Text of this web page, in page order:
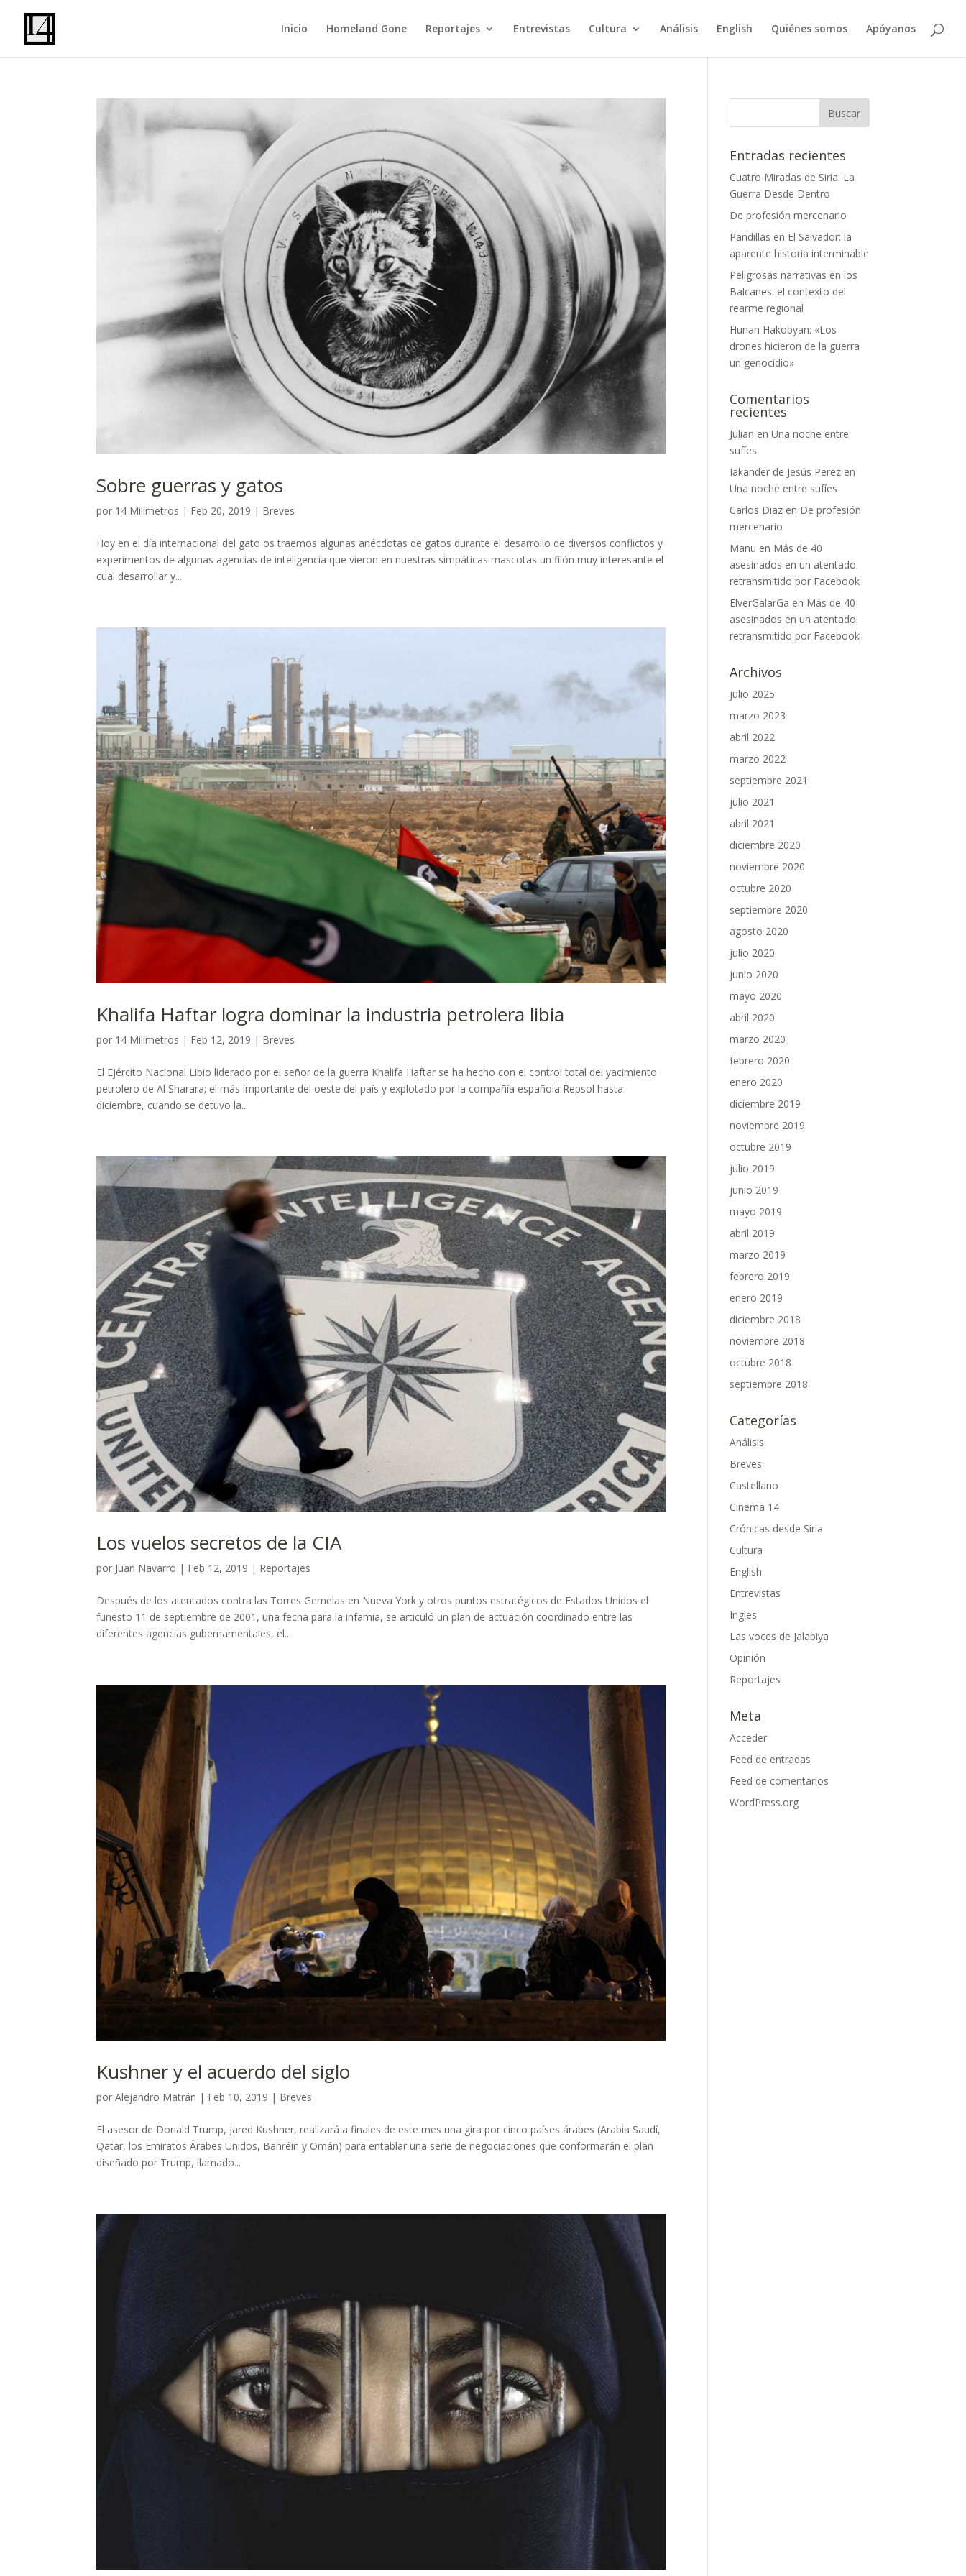
Inicio Homeland Gone Reportajes Entrevistas Cultura Análisis English Quiénes somos Apóyanos
Sobre guerras y gatos
por 14 Milímetros | Feb 20, 2019 | Breves
Hoy en el día internacional del gato os traemos algunas anécdotas de gatos durante el desarrollo de diversos conflictos y
experimentos de algunas agencias de inteligencia que vieron en nuestras simpáticas mascotas un filón muy interesante el
cual desarrollar y...
Khalifa Haftar logra dominar la industria petrolera libia
por 14 Milímetros | Feb 12, 2019 | Breves
El Ejército Nacional Libio liderado por el señor de la guerra Khalifa Haftar se ha hecho con el control total del yacimiento
petrolero de Al Sharara; el más importante del oeste del país y explotado por la compañía española Repsol hasta
diciembre, cuando se detuvo la...
Los vuelos secretos de la CIA
por Juan Navarro | Feb 12, 2019 | Reportajes
Después de los atentados contra las Torres Gemelas en Nueva York y otros puntos estratégicos de Estados Unidos el
funesto 11 de septiembre de 2001, una fecha para la infamia, se articuló un plan de actuación coordinado entre las
diferentes agencias gubernamentales, el...
Kushner y el acuerdo del siglo
porAlejandro Matrán | Feb 10, 2019 | Breves
El asesor de Donald Trump, Jared Kushner, realizará a finales de este mes una gira por cinco países árabes (Arabia Saudí,
Qatar, los Emiratos Árabes Unidos, Bahréin y Omán) para entablar una serie de negociaciones que conformarán el plan
diseñado por Trump, llamado...
Entradas recientes
Cuatro Miradas de Siria: La
Guerra Desde Dentro
De profesión mercenario
Pandillas en El Salvador: la
aparente historia interminable
Peligrosas narrativas en los
Balcanes: el contexto del
rearme regional
Hunan Hakobyan: «Los
drones hicieron de la guerra
un genocidio»
Comentarios
recientes
Julian enUna noche entre
sufíes
Iakander de Jesús Perez en
Una noche entre sufíes
Carlos Diaz en De profesión
mercenario
Manu en Más de 40
asesinados en un atentado
retransmitido por Facebook
ElverGalarGa en Más de 40
asesinados en un atentado
retransmitido por Facebook
Archivos
julio 2025
marzo 2023
abril 2022
marzo 2022
septiembre 2021
julio 2021
abril 2021
diciembre 2020
noviembre 2020
octubre 2020
septiembre 2020
agosto 2020
julio 2020
junio 2020
mayo 2020
abril 2020
marzo 2020
febrero 2020
enero 2020
diciembre 2019
noviembre 2019
octubre 2019
julio 2019
junio 2019
mayo 2019
abril 2019
marzo 2019
febrero 2019
enero 2019
diciembre 2018
noviembre 2018
octubre 2018
septiembre 2018
Categorías
Análisis
Breves
Castellano
Cinema 14
Crónicas desde Siria
Cultura
English
Entrevistas
Ingles
Las voces de Jalabiya
Opinión
Reportajes
Meta
Acceder
Feed de entradas
Feed de comentarios
WordPress.org